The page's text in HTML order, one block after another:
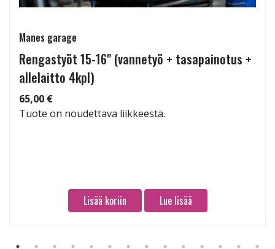
Manes garage
Rengastyöt 15-16" (vannetyö + tasapainotus +
allelaitto 4kpl)
65,00 €
Tuote on noudettava liikkeestä.
Lisää koriin Lue lisää